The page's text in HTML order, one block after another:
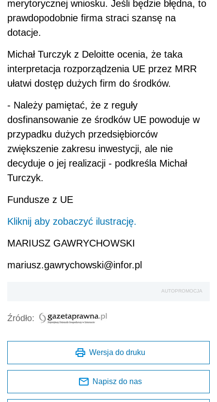
merytorycznej wniosku. Jeśli będzie błędna, to
prawdopodobnie firma straci szansę na
dotacje.
Michał Turczyk z Deloitte ocenia, że taka
interpretacja rozporządzenia UE przez MRR
ułatwi dostęp dużych firm do środków.
- Należy pamiętać, że z reguły
dosfinansowanie ze środków UE powoduje w
przypadku dużych przedsiębiorców
zwiększenie zakresu inwestycji, ale nie
decyduje o jej realizacji - podkreśla Michał
Turczyk.
Fundusze z UE
Kliknij aby zobaczyć ilustrację.
MARIUSZ GAWRYCHOWSKI
mariusz.gawrychowski@infor.pl
AUTOPROMOCJA
Źródło:
Wersja do druku
Napisz do nas